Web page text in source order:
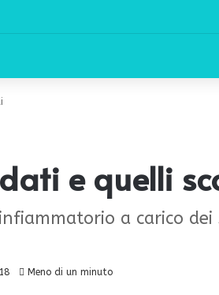
e quelli
a carico dei
Meno di un minuto